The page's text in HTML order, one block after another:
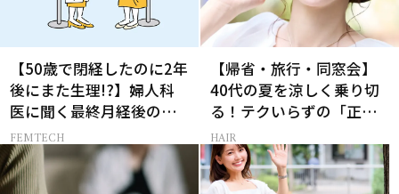
【50歳で閉経したのに2年
後にまた生理!?】婦人科
医に聞く最終月経後の出
血の対処法
FEMTECH
【帰省・旅行・同窓会】
40代の夏を涼しく乗り切
る！テクいらずの「正解
ヘアアレンジ」3選
HAIR